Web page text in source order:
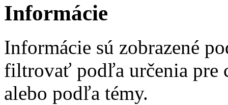
Informácie
Informácie sú zobrazené
filtrovať podľa určenia pre
alebo podľa témy.